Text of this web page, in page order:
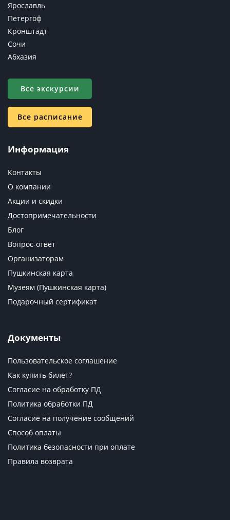
Ярославль
Петергоф
Кронштадт
Сочи
Абхазия
Все экскурсии
Все расписание
Информация
Контакты
О компании
Акции и скидки
Достопримечательности
Блог
Вопрос-ответ
Организаторам
Пушкинская карта
Музеям (Пушкинская карта)
Подарочный сертификат
Документы
Пользовательское соглашение
Как купить билет?
Согласие на обработку ПД
Политика обработки ПД
Согласие на получение сообщений
Способ оплаты
Политика безопасности при оплате
Правила возврата